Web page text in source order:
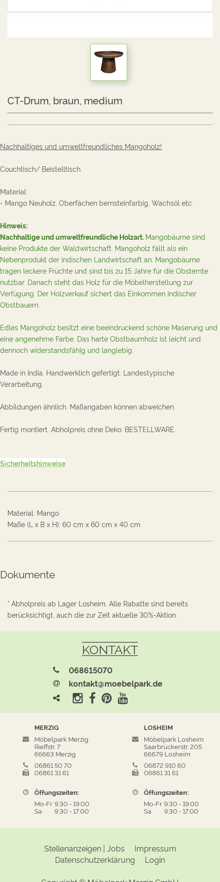
CT-Drum, braun, medium
Nachhaltiges und umweltfreundliches Mangoholz!
Couchtisch/ Beistelltisch.
Material:
- Mango Neuholz, Oberfächen bernsteinfarbig, Wachsöl etc.
Hinweis:
Nachhaltige und umweltfreundliche Holzart. Mangobäume sind
keine Produkte der Waldwirtschaft. Mangoholz fällt als ein
Nebenprodukt der indischen Landwirtschaft an. Mangobäume
tragen leckere Früchte und sind bis zu 15 Jahre für die Obsternte
nutzbar. Danach steht das Holz für die Möbelherstellung zur
Verfügung. Der Holzverkauf sichert das Einkommen indischer
Obstbauern.
Edles Mangoholz besitzt eine beeindruckend schöne Maserung und
eine angenehme Farbe. Das harte Obstbaumholz ist leicht und
dennoch widerstandsfähig und langlebig.
Made in India. Handwerklich gefertigt. Landestypische
Verarbeitung.
Abbildungen ähnlich. Maßangaben können abweichen.
Fertig montiert. Abholpreis ohne Deko. BESTELLWARE.
Sicherheitshinweise
Material: Mango
Maße (L x B x H): 60 cm x 60 cm x 40 cm
Dokumente
* Abholpreis ab Lager Losheim. Alle Rabatte sind bereits
berücksichtigt, auch die zur Zeit aktuelle 30%-Aktion.
KONTAKT
068615070
kontakt@moebelpark.de
MERZIG
Möbelpark Merzig
Rieffstr. 7
66663 Merzig
06861 50 70
06861 31 61
Öffungszeiten:
Mo-Fr 9:30-19:00
Sa
9:30-17:00
LOSHEIM
Möbelpark Losheim
Saarbrückerstr. 205
66679 Losheim
06872 910 60
06861 31 61
Öffungszeiten:
Mo-Fr 9:30-19:00
Sa
9:30-17:00
Stellenanzeigen | Jobs
Impressum
Datenschutzerklärung
Login